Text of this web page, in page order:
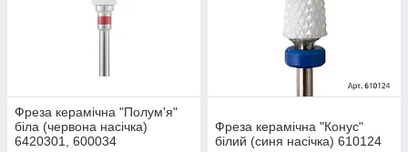
Фреза керамічна "Полум'я"
біла (червона насічка)
6420301, 600034
Фреза керамічна "Конус"
білий (синя насічка) 610124